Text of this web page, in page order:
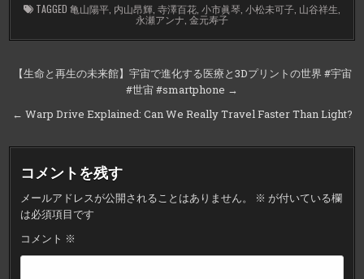
TAGGED 亀山陽平 内山昂輝 寺澤百花 小市眞琴 小松未可子 山谷祥生
永瀬アンナ, 金元寿子
投
ナ
ビ
ゲ
ー
シ
ョ
ン
【生命と再生の未来館】宇宙で進化する医療と3Dプリントの世界 #宇宙
#世宙 #smartphone →
← Warp Drive Explained: Can We Really Travel Faster Than Light?
コメントを残す
メールアドレスが公開されることはありません。 ※ が付いている欄
は必須項目です
コメント ※